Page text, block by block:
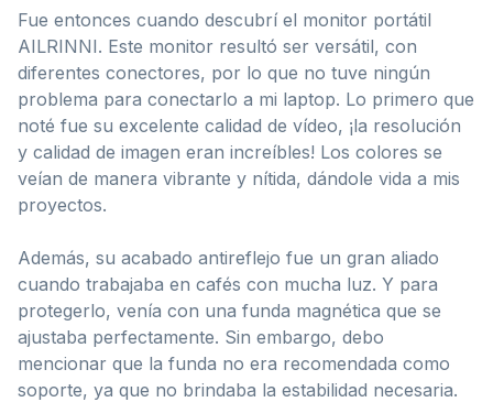
Fue entonces cuando descubrí el monitor portátil
AILRINNI. Este monitor resultó ser versátil, con
diferentes conectores, por lo que no tuve ningún
problema para conectarlo a mi laptop. Lo primero que
noté fue su excelente calidad de vídeo, ¡la resolución
y calidad de imagen eran increíbles! Los colores se
veían de manera vibrante y nítida, dándole vida a mis
proyectos.
Además, su acabado antireflejo fue un gran aliado
cuando trabajaba en cafés con mucha luz. Y para
protegerlo, venía con una funda magnética que se
ajustaba perfectamente. Sin embargo, debo
mencionar que la funda no era recomendada como
soporte, ya que no brindaba la estabilidad necesaria.